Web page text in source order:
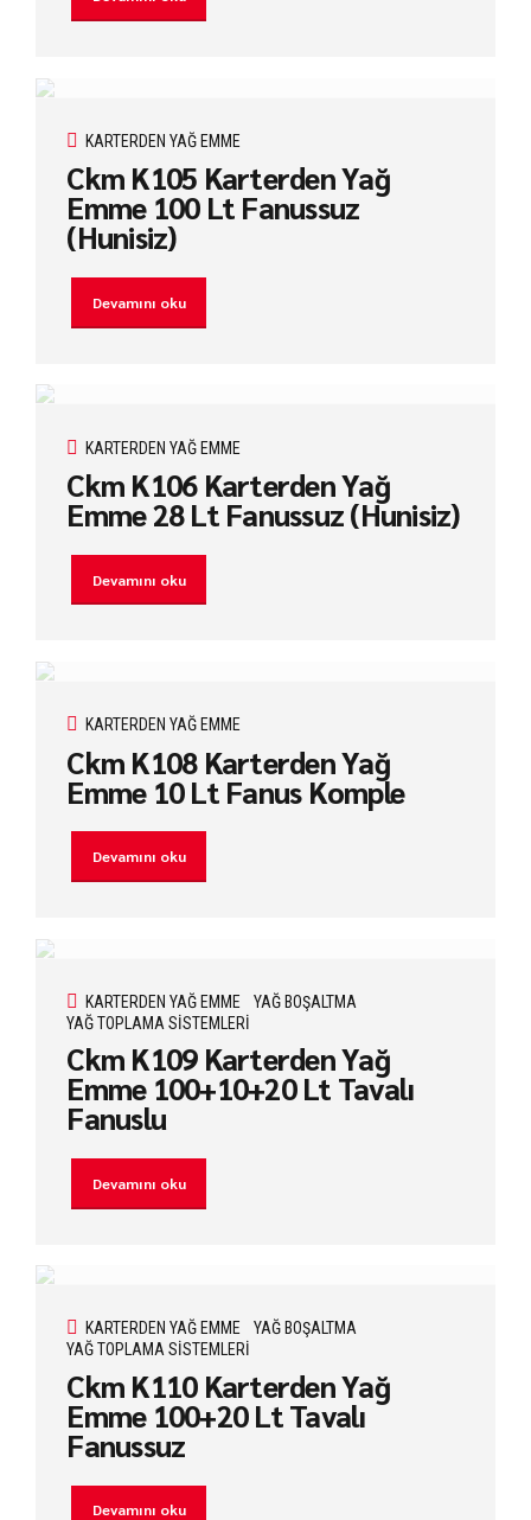
KARTERDEN YAĞ EMME
Ckm K105 Karterden Yağ
Emme 100 Lt Fanussuz
(Hunisiz)
Devamını oku
KARTERDEN YAĞ EMME
Ckm K106 Karterden Yağ
Emme 28 Lt Fanussuz (Hunisiz)
Devamını oku
KARTERDEN YAĞ EMME
Ckm K108 Karterden Yağ
Emme 10 Lt Fanus Komple
Devamını oku
KARTERDEN YAĞ EMME
YAĞ BOŞALTMA
YAĞ TOPLAMA SISTEMLERI
Ckm K109 Karterden Yağ
Emme 100+10+20 Lt Tavalı
Fanuslu
Devamını oku
KARTERDEN YAĞ EMME
YAĞ BOŞALTMA
YAĞ TOPLAMA SISTEMLERI
Ckm K110 Karterden Yağ
Emme 100+20 Lt Tavalı
Fanussuz
Devamını oku